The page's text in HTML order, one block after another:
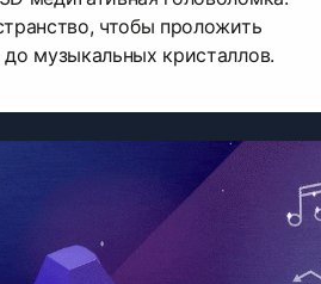
чтобы проложить
музыкальных кристаллов.